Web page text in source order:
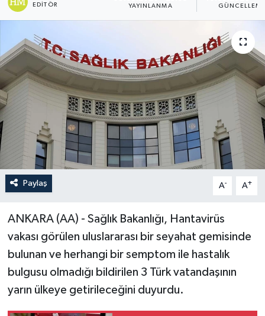
EDITÖR YAYINLANMA
Paylaş A- A+
ANKARA (AA) - Sağlık Bakanlığı, Hantavirüs
vakası görülen uluslararası bir seyahat gemisinde
bulunan ve herhangi bir semptom ile hastalık
bulgusu olmadığı bildirilen 3 Türk vatandaşının
yarın ülkeye getirileceğini duyurdu.
Turizm
Haber Arşivi